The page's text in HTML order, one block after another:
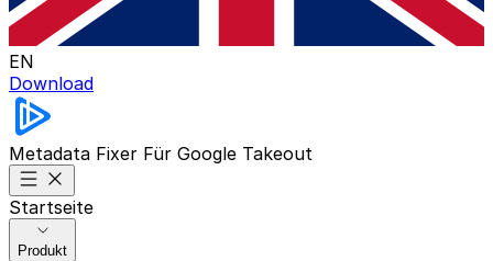
EN
Download
Metadata Fixer Für Google Takeout
Startseite
Produkt